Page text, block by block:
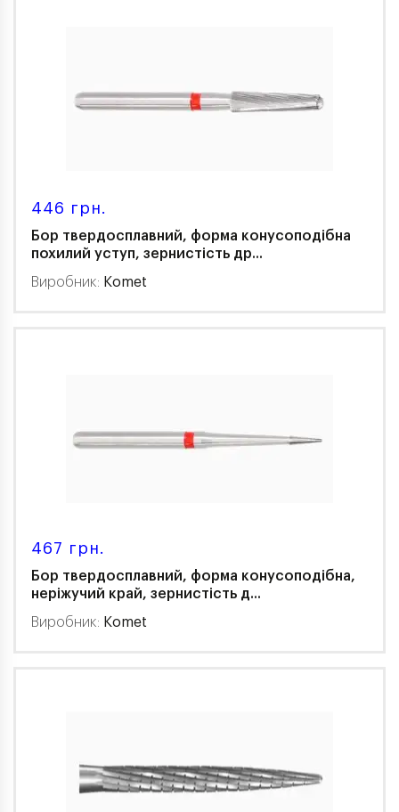
446 грн.
Бор твердосплавний, форма конусоподібна
похилий уступ, зернистість др...
Виробник: Komet
467 грн.
Бор твердосплавний, форма конусоподібна,
неріжучий край, зернистість д...
Виробник: Komet